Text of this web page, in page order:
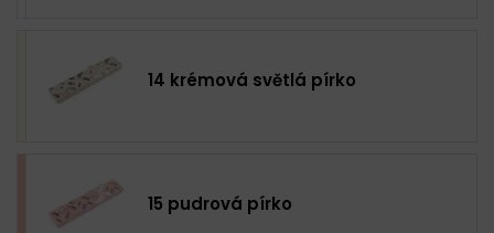
14 krémová světlá pírko
15 pudrová pírko